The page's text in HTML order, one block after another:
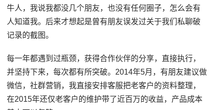
牛人，我说我都没几个朋友，也没有任何圈子，怎么会有
人知道我。后来才想起是曾有朋友误发过关于我们私聊破
记录的截图。
每一年都遇到过瓶颈，获得合作伙伴的分享，直接执行，
并坚持下来，每次都有所突破。2014年5月，有朋友建议做
微信，社群营销，我直接安排客服把老客户的资料整理，
在2015年还仅老客户的维护带了近百万的收益，产品成本